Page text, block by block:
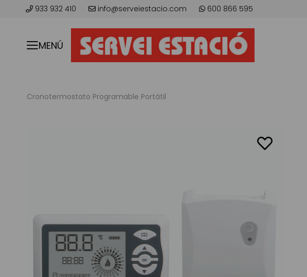
933 932 410 info@serveiestacio.com 600 866 595
MENÚ
Cronotermostato Programable Portátil